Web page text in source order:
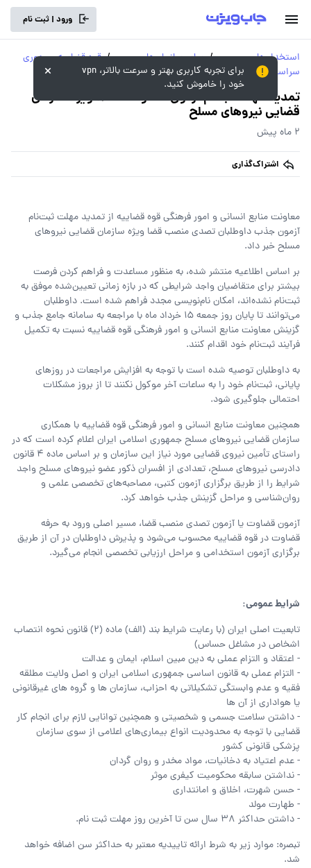
ورود | ثبت نام
استخدام‌های
سراسری و دولتی
/ سایر سازمان‌ها و
ارگان‌های دولتی
/ قوه قضاییه جمهوری
اسلامی ایران
تمدید مهلت ثبتنام آزمون قضاوت 1405 ویژه سازمان
قضایی نیروهای مسلح
2 ماه پیش
اشتراک‌گذاری
معاونت منابع انسانی و امور فرهنگی قوه قضاییه از تمدید مهلت ثبت‌نام
آزمون جذب داوطلبان تصدی منصب قضا ویژه سازمان قضایی نیروهای
مسلح خبر داد.
بر اساس اطلاعیه منتشر شده، به منظور مساعدت و فراهم کردن فرصت
بیشتر برای متقاضیان واجد شرایطی که در بازه زمانی تعیین‌شده موفق به
ثبت‌نام نشده‌اند، امکان نام‌نویسی مجدد فراهم شده است. داوطلبان
می‌توانند تا پایان روز جمعه 15 خرداد ماه با مراجعه به سامانه جامع جذب و
گزینش معاونت منابع انسانی و امور فرهنگی قوه قضاییه نسبت به تکمیل
فرآیند ثبت‌نام خود اقدام کنند.
به داوطلبان توصیه شده است با توجه به افزایش مراجعات در روزهای
پایانی، ثبت‌نام خود را به ساعات آخر موکول نکنند تا از بروز مشکلات
احتمالی جلوگیری شود.
همچنین معاونت منابع انسانی و امور فرهنگی قوه قضاییه با همکاری
سازمان قضایی نیروهای مسلح جمهوری اسلامی ایران اعلام کرده است که در
راستای تأمین نیروی قضایی مورد نیاز این سازمان و بر اساس ماده 4 قانون
دادرسی نیروهای مسلح، تعدادی از افسران ذکور عضو نیروهای مسلح واجد
شرایط را از طریق برگزاری آزمون کتبی، مصاحبه‌های تخصصی علمی و
روان‌شناسی و مراحل گزینش جذب خواهد کرد.
آزمون قضاوت یا آزمون تصدی منصب قضا، مسیر اصلی ورود به حرفه
قضاوت در قوه قضاییه محسوب می‌شود و پذیرش داوطلبان در آن از طریق
برگزاری آزمون استخدامی و مراحل ارزیابی تخصصی انجام می‌گیرد.
شرایط عمومی:
تابعیت اصلی ایران (با رعایت شرایط بند (الف) ماده (2) قانون نحوه انتصاب
اشخاص در مشاغل حساس)
- اعتقاد و التزام عملی به دین مبین اسلام، ایمان و عدالت
- التزام عملی به قانون اساسی جمهوری اسلامی ایران و اصل ولایت مطلقه
فقیه و عدم وابستگی تشکیلاتی به احزاب، سازمان ها و گروه های غیرقانونی
یا هواداری از آن ها
- داشتن سلامت جسمی و شخصیتی و همچنین توانایی لازم برای انجام کار
قضایی با توجه به محدودیت انواع بیماری‌های اعلامی از سوی سازمان
پزشکی قانونی کشور
- عدم اعتیاد به دخانیات، مواد مخدر و روان گردان
- نداشتن سابقه محکومیت کیفری موثر
- حسن شهرت، اخلاق و امانتداری
- طهارت مولد
- داشتن حداکثر 38 سال سن تا آخرین روز مهلت ثبت نام.
تبصره: موارد زیر به شرط ارائه تاییدیه معتبر به حداکثر سن اضافه خواهد
شد.
برای تجربه کاربری بهتر و سرعت بالاتر، vpn
خود را خاموش کنید.